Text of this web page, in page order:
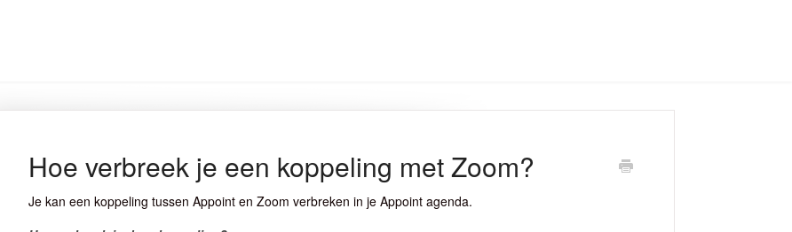
Hoe verbreek je een koppeling met Zoom?
Je kan een koppeling tussen Appoint en Zoom verbreken in je Appoint agenda.